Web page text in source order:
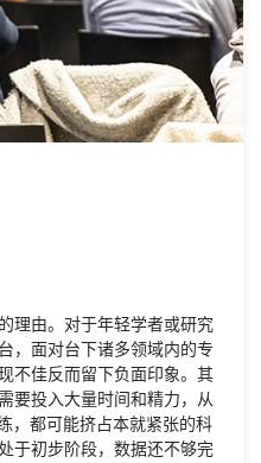
理由。对于年轻学者或研究
，面对台下诸多领域内的专
不佳反而留下负面印象。其
要投入大量时间和精力，从
，都可能挤占本就紧张的科
于初步阶段，数据还不够完